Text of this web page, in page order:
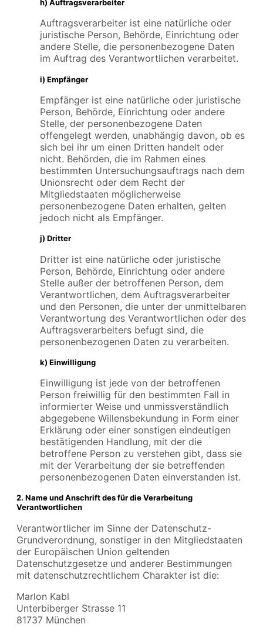
h) Auftragsverarbeiter
Auftragsverarbeiter ist eine natürliche oder
juristische Person, Behörde, Einrichtung oder
andere Stelle, die personenbezogene Daten
im Auftrag des Verantwortlichen verarbeitet.
i) Empfänger
Empfänger ist eine natürliche oder juristische
Person, Behörde, Einrichtung oder andere
Stelle, der personenbezogene Daten
offengelegt werden, unabhängig davon, ob es
sich bei ihr um einen Dritten handelt oder
nicht. Behörden, die im Rahmen eines
bestimmten Untersuchungsauftrags nach dem
Unionsrecht oder dem Recht der
Mitgliedstaaten möglicherweise
personenbezogene Daten erhalten, gelten
jedoch nicht als Empfänger.
j) Dritter
Dritter ist eine natürliche oder juristische
Person, Behörde, Einrichtung oder andere
Stelle außer der betroffenen Person, dem
Verantwortlichen, dem Auftragsverarbeiter
und den Personen, die unter der unmittelbaren
Verantwortung des Verantwortlichen oder des
Auftragsverarbeiters befugt sind, die
personenbezogenen Daten zu verarbeiten.
k) Einwilligung
Einwilligung ist jede von der betroffenen
Person freiwillig für den bestimmten Fall in
informierter Weise und unmissverständlich
abgegebene Willensbekundung in Form einer
Erklärung oder einer sonstigen eindeutigen
bestätigenden Handlung, mit der die
betroffene Person zu verstehen gibt, dass sie
mit der Verarbeitung der sie betreffenden
personenbezogenen Daten einverstanden ist.
2. Name und Anschrift des für die Verarbeitung
Verantwortlichen
Verantwortlicher im Sinne der Datenschutz-
Grundverordnung, sonstiger in den Mitgliedstaaten
der Europäischen Union geltenden
Datenschutzgesetze und anderer Bestimmungen
mit datenschutzrechtlichem Charakter ist die:
Marlon Kabl
Unterbiberger Strasse 11
81737 München